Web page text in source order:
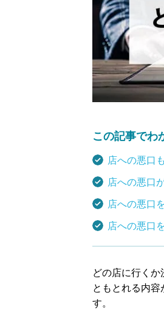
この記事でわ
店への悪口
店への悪口
店への悪口
店への悪口
どの店に行くか
ともとれる内
す。